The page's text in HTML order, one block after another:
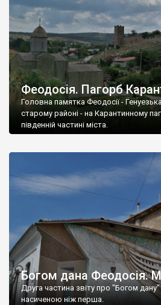
Феодосія. Пагорб
Головна памятка Феодосії -
старому районі - на Карантинному
південній частині міста.
Богом дана Феодосія.
Друга частина звіту про "Богом
насиченою ніж перша.